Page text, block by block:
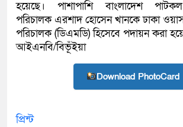
হয়েছে। পাশাপাশি বাংলাদেশ
পরিচালক এরশাদ হোসেন খানকে ঢাকা
পরিচালক (ডিএমডি) হিসেবে পদায়ন করা
আইএনবি/বিভূঁইয়া
Download PhotoCard
প্রিন্ট